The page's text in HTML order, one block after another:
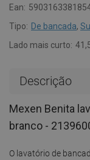
Ean:
Tipo: De bancada,
Lado mais curto:
Descrição
Mexen Benita
branco -
O lavatório de